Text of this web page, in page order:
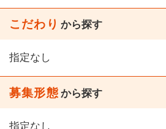
こだわり から探す
指定なし
募集形態から探す
指定なし